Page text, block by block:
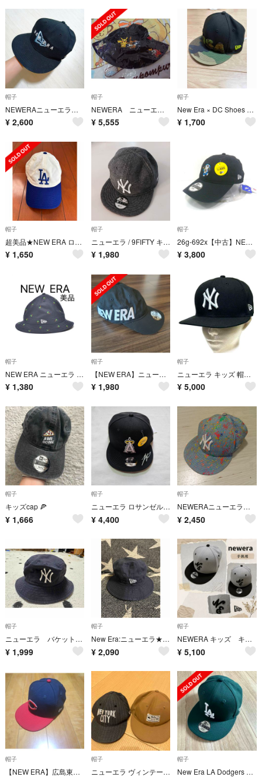
帽子
NEWERAニューエラ★キャップ★
¥ 2,600
帽子
NEWERA ニューエラ バケット キッズ Pokémon ポケモン 帽子
¥ 5,555
帽子
New Era × DC Shoes 59FIFTY キャップ 6 3/4
¥ 1,700
帽子
超美品★NEW ERA ロサンゼルス・ドジャース キャップ ユース
¥ 1,650
帽子
ニューエラ / 9FIFTY キャップ グレー キッズ
¥ 1,980
帽子
26g-692x【中古】NEW ERA ﾆｭｰｴﾗ Youth 9TWENTY ドラえもん ｽｲｰﾂ 14935377 ﾈｲﾋﾞｰ FREE SIZE
¥ 3,800
帽子
NEW ERA ニューエラ ヤシの木 刺繍 ハット 帽子 美品 54cm
¥ 1,380
帽子
【NEW ERA】ニューエラ 9TWENTY YOUTH ADJUSTABLE
¥ 1,980
帽子
ニューエラ キッズ 帽子 New Era 9FORTY YOUTH ヤンキース
¥ 5,000
帽子
キッズcap 🍕
¥ 1,666
帽子
ニューエラ ロサンゼルスエンゼルス 大谷翔平キャップ
¥ 4,400
帽子
NEWERAニューエラ★キャップ★デニム★
¥ 2,450
帽子
ニューエラ バケットハット キッズ
¥ 1,999
帽子
New Era:ニューエラ★バケットハット キッズ★
¥ 2,090
帽子
NEWERA キッズ キャップ 美品
¥ 5,100
帽子
【NEW ERA】広島東洋カープ 子ども 9FIFTY キャップ
帽子
ニューエラ ヴィンテージシリーズ
帽子
New Era LA Dodgers キッズYouth 9FIFTY キャップ